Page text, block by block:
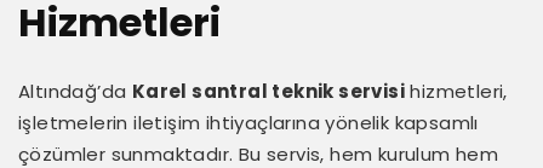
Hizmetleri
Altındağ’da Karel santral teknik servisihizmetleri,
işletmelerin iletişim ihtiyaçlarına yönelik kapsamlı
çözümler sunmaktadır. Bu servis, hem kurulum hem